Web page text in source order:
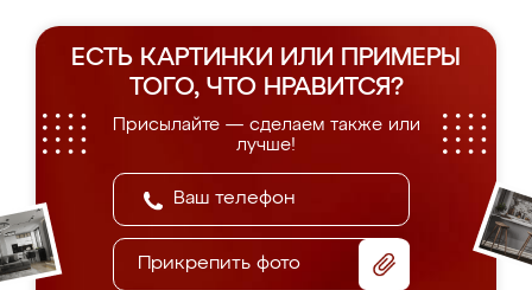
ЕСТЬ КАРТИНКИ ИЛИ ПРИМЕРЫ
ТОГО, ЧТО НРАВИТСЯ?
Присылайте — сделаем также или
лучше!
Прикрепить фото